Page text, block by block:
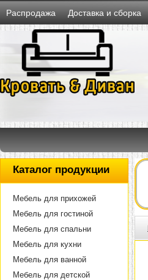
Распродажа Доставка и сборка
Каталог продукции
Мебель для прихожей
Мебель для гостиной
Мебель для спальни
Мебель для кухни
Мебель для ванной
Мебель для детской